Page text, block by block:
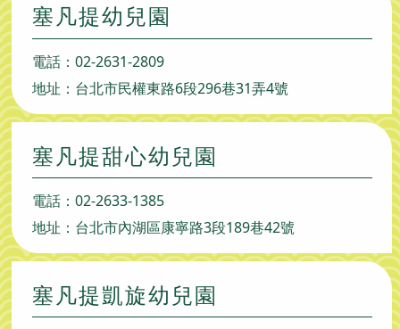
塞凡提幼兒園
電話： 02-2631-2809
地址：台北市民權東路6段296巷31弄4號
塞凡提甜心幼兒園
電話： 02-2633-1385
地址：台北市內湖區康寧路3段189巷42號
塞凡提凱旋幼兒園